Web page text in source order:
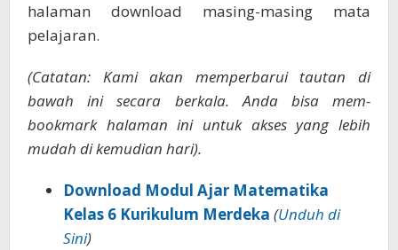
halaman download masing-masing mata
pelajaran.
(Catatan: Kami akan memperbarui tautan di
bawah ini secara berkala. Anda bisa mem-
bookmark halaman ini untuk akses yang lebih
mudah di kemudian hari).
Download Modul Ajar Matematika
Kelas 6 Kurikulum Merdeka (Unduh di
Sini)